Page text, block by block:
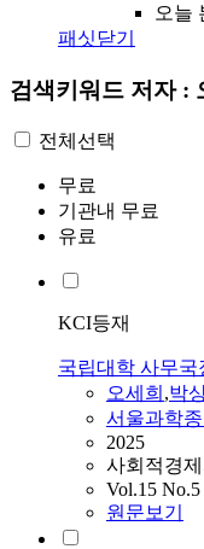
오늘
패싯닫기
검색키워드 저자 :
전체선택
무료
기관내 무료
유료
KCI등재
국립대학 사무
오세희 ,박
서울과학
2025
사회적경
Vol.15 No.5
원문보기